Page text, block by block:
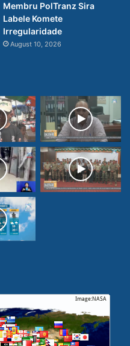
Membru PolTranz Sira
Labele Komete
Irregularidade
August 10, 2026